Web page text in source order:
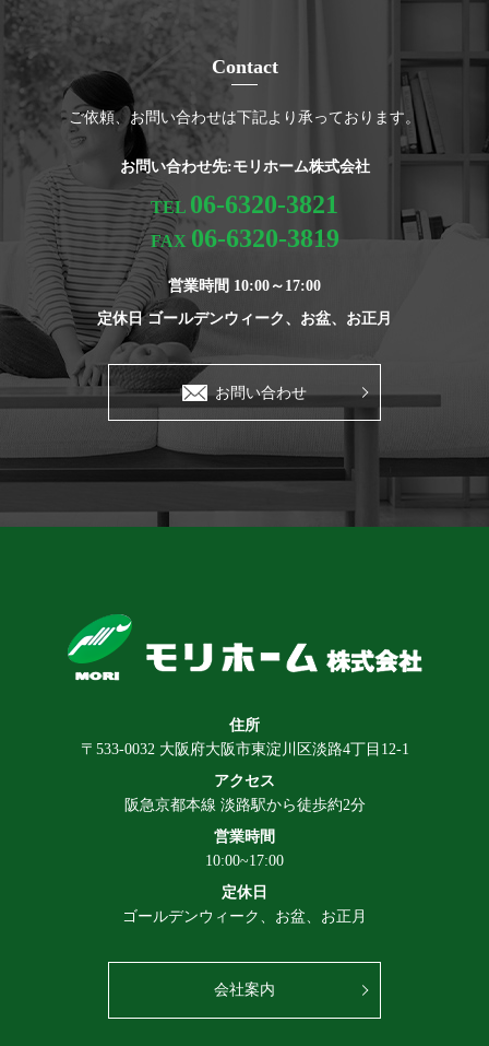
Contact
ご依頼、お問い合わせは下記より承っております。
お問い合わせ先:モリホーム株式会社
TEL 06-6320-3821
FAX 06-6320-3819
営業時間 10:00～17:00
定休日 ゴールデンウィーク、お盆、お正月
お問い合わせ
住所
〒533-0032 大阪府大阪市東淀川区淡路4丁目12-1
アクセス
阪急京都本線 淡路駅から徒歩約2分
営業時間
10:00~17:00
定休日
ゴールデンウィーク、お盆、お正月
会社案内